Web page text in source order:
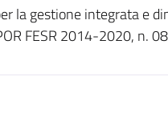
la gestione integrata e
FESR 2014-2020, n.